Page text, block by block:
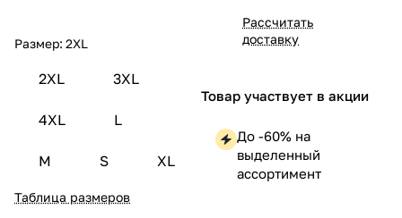
Размер: 2XL
2XL 3XL
4XL L
M S XL
Таблица размеров
Рассчитать
доставку
Товар участвует в акции
До -60% на
выделенный
ассортимент